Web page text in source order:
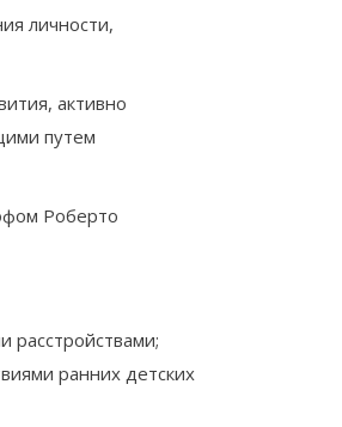
личности,
активно
путем
Роберто
расстройствами;
ранних детских